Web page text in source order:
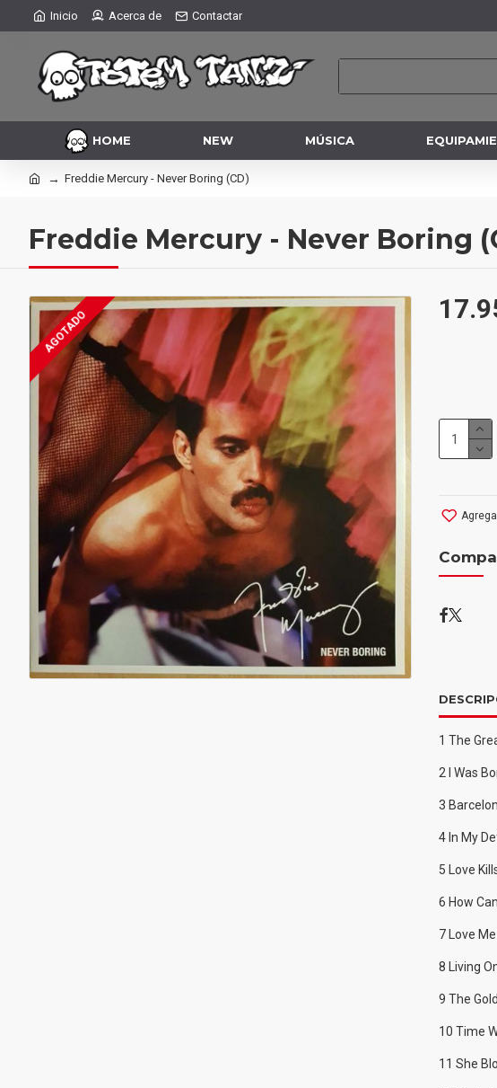
Inicio Acerca de Contactar
HOME NEW MÚSICA
Freddie Mercury - Never Boring (CD)
Freddie Mercury - Never Boring
AGOTADO
1 The
2 I Was
3
4 In My
5 Love
6 How
7 Love
8 Living
9 The
10 Time
11 She